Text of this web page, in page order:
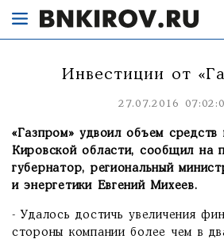
Инвестиции от
27.07.2016
«Газпром» удвоил объем средств
Кировской области, сообщил на
губернатор, региональный
и энергетики Евгений Михеев.
- Удалось достичь увеличения
стороны компании более чем в